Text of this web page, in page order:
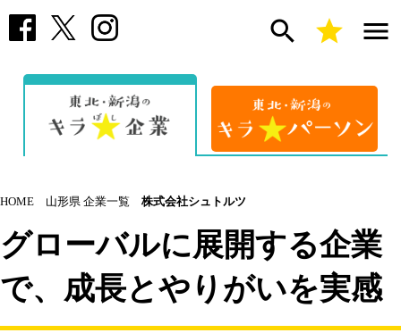
search star menu
HOME 山形県 企業一覧 株式会社シュトルツ
グローバルに展開する企業
で、成長とやりがいを実感